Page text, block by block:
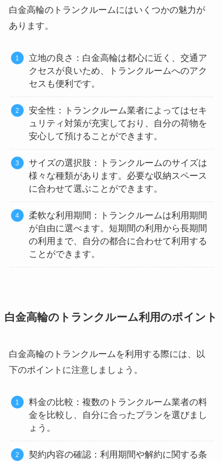
白金高輪のトランクルームにはいくつかの魅力が
あります。
立地の良さ：白金高輪は都心に近く、交通ア
クセスが良いため、トランクルームへのアク
セスも便利です。
安全性：トランクルーム業者によってはセキ
ュリティ対策が充実しており、自分の荷物を
安心して預けることができます。
サイズの選択肢：トランクルームのサイズは
様々な種類があります。必要な収納スペース
に合わせて選ぶことができます。
柔軟な利用期間：トランクルームは利用期間
が自由に選べます。短期間の利用から長期間
の利用まで、自分の都合に合わせて利用する
ことができます。
白金高輪のトランクルーム利用のポイント
白金高輪のトランクルームを利用する際には、以
下のポイントに注意しましょう。
料金の比較：複数のトランクルーム業者の料
金を比較し、自分に合ったプランを選びまし
ょう。
契約内容の確認：利用期間や解約に関する条